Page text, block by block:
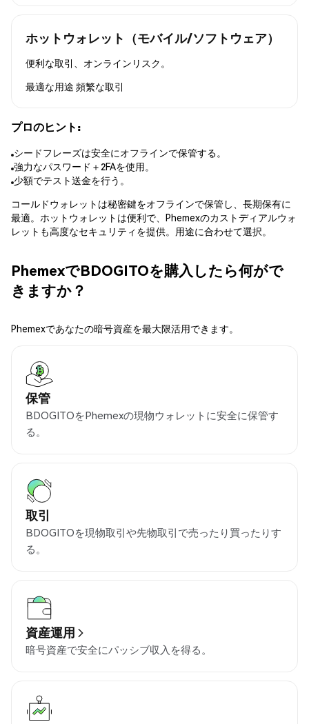
ホットウォレット（モバイル/ソフトウェア）
便利な取引、オンラインリスク。
最適な用途 頻繁な取引
プロのヒント:
シードフレーズは安全にオフラインで保管する。
強力なパスワード＋2FAを使用。
少額でテスト送金を行う。
コールドウォレットは秘密鍵をオフラインで保管し、長期保有に
最適。ホットウォレットは便利で、Phemexのカストディアルウォ
レットも高度なセキュリティを提供。用途に合わせて選択。
PhemexでBDOGITOを購入したら何がで
きますか？
Phemexであなたの暗号資産を最大限活用できます。
保管
BDOGITOをPhemexの現物ウォレットに安全に保管す
る。
取引
BDOGITOを現物取引や先物取引で売ったり買ったりす
る。
資産運用
暗号資産で安全にパッシブ収入を得る。